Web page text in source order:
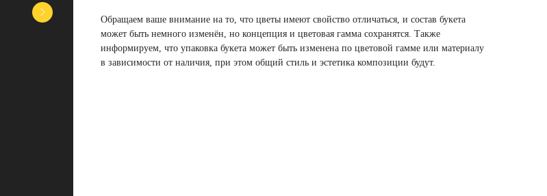
Обращаем ваше внимание на то, что цветы имеют свойство отличаться, и состав букета
может быть немного изменён, но концепция и цветовая гамма сохранятся. Также
информируем, что упаковка букета может быть изменена по цветовой гамме или материалу
в зависимости от наличия, при этом общий стиль и эстетика композиции будут.